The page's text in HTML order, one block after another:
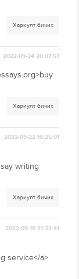
Хариулт бичих
2022-09-24 20:07:57
Хариулт бичих
2022-09-22 10:25:01
writing
Хариулт бичих
2022-09-19 21:33:41
service</a>